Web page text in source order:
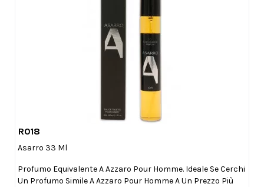
R018
Asarro 33 Ml
Profumo Equivalente A Azzaro Pour Homme. Ideale Se Cerchi
Un Profumo Simile A Azzaro Pour Homme A Un Prezzo Più